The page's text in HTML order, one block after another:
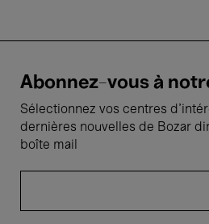
Abonnez-vous à
Sélectionnez vos centres
dernières nouvelles de Bozar
boîte mail